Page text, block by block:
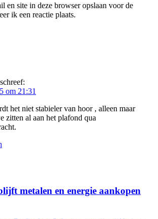
en site in deze browser opslaan voor de
ik een reactie plaats.
schreef:
om 21:31
het niet stabieler van hoor , alleen maar
zitten al aan het plafond qua
metalen en energie aankopen